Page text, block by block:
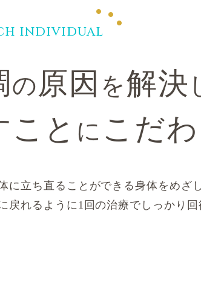
INDIVIDUAL
の 原因 を解決
こと に こだ
に立ち直ることができる身体をめざし
戻れるように1回の治療でしっかり回